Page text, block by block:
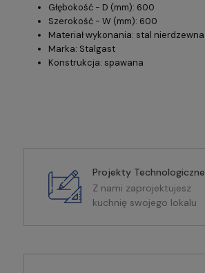
Głębokość - D (mm): 600
Szerokość - W (mm): 600
Materiał wykonania: stal nierdzewna
Marka: Stalgast
Konstrukcja: spawana
Projekty Technologiczne
Z nami zaprojektujesz
kuchnię swojego lokalu